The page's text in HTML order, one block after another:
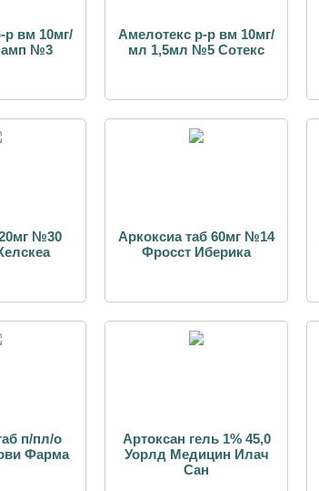
р вм 10мг/
амп №3
Амелотекс р-р вм 10мг/
мл 1,5мл №5 Сотекс
№30
Аркоксиа таб 60мг №14
Фросст Иберика
п/пл/о
Фарма
Артоксан гель 1% 45,0
Уорлд Медицин Илач
Сан